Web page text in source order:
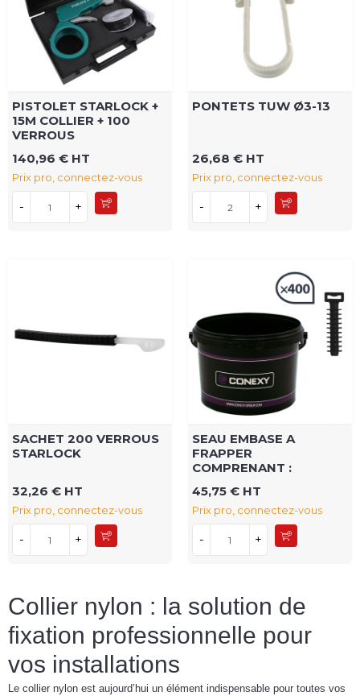
PISTOLET STARLOCK +
15M COLLIER + 100
VERROUS
140,96 € HT
Prix pro, connectez-vous
- +
PONTETS TUW Ø3-13
26,68 € HT
Prix pro, connectez-vous
- +
SACHET 200 VERROUS
STARLOCK
32,26 € HT
Prix pro, connectez-vous
- +
SEAU EMBASE A
FRAPPER
COMPRENANT :
45,75 € HT
Prix pro, connectez-vous
- +
Collier nylon : la solution de
fixation professionnelle pour
vos installations
Le collier nylon est aujourd’hui un élément indispensable pour toutes vos